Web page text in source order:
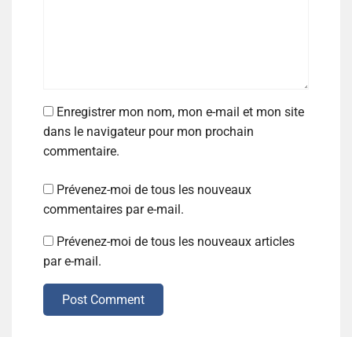
Enregistrer mon nom, mon e-mail et mon site
dans le navigateur pour mon prochain
commentaire.
Prévenez-moi de tous les nouveaux
commentaires par e-mail.
Prévenez-moi de tous les nouveaux articles
par e-mail.
Post Comment